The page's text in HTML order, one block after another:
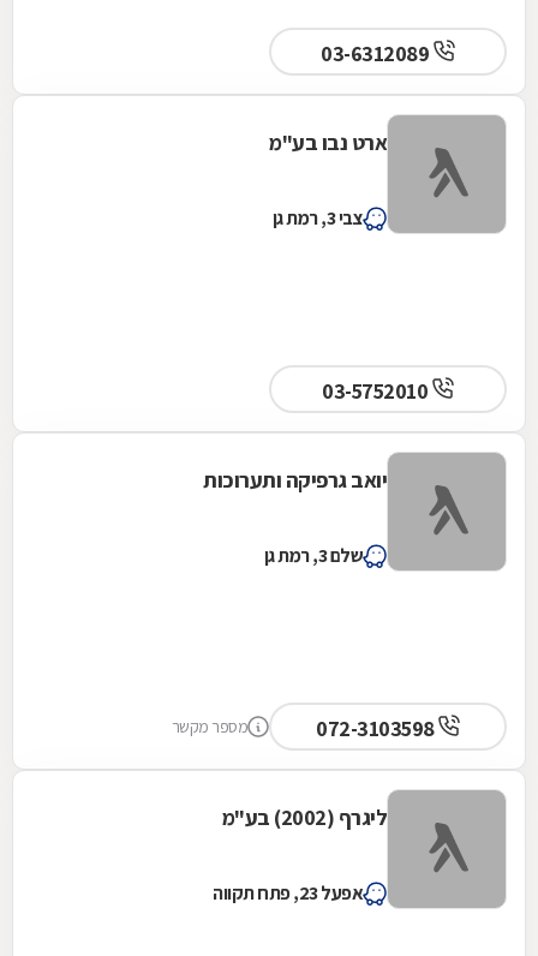
ארט נבו בע"מ
צבי 3, רמת גן
יואב גרפיקה ותערוכות
שלם 3, רמת גן
072-3103598 מספר מקשר
ליגרף (2002) בע"מ
אפעל 23, פתח תקווה